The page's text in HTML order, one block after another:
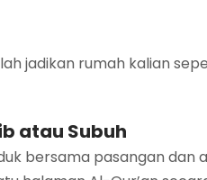
jadikan rumah kalian
atau Subuh
bersama pasangan dan